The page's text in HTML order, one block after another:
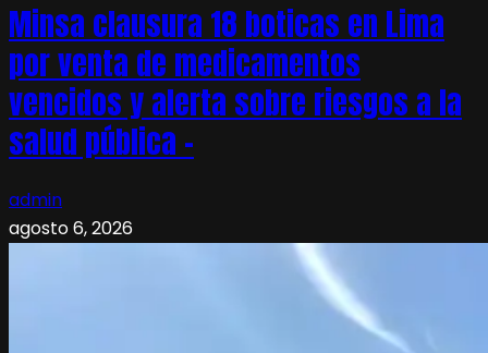
Minsa clausura 18 boticas en Lima
por venta de medicamentos
vencidos y alerta sobre riesgos a la
salud pública –
admin
agosto 6, 2026